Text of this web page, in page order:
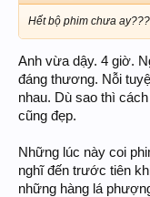
Hết bộ phim chưa
Anh vừa dậy. 4 giờ.
đáng thương. Nỗi
nhau. Dù sao thì
cũng đẹp.
Những lúc này coi
nghĩ đến trước tiên
những hàng lá